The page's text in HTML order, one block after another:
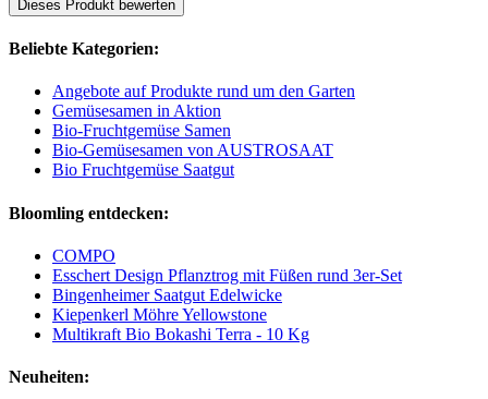
Dieses Produkt bewerten
Beliebte Kategorien:
Angebote auf Produkte rund um den Garten
Gemüsesamen in Aktion
Bio-Fruchtgemüse Samen
Bio-Gemüsesamen von AUSTROSAAT
Bio Fruchtgemüse Saatgut
Bloomling entdecken:
COMPO
Esschert Design Pflanztrog mit Füßen rund 3er-Set
Bingenheimer Saatgut Edelwicke
Kiepenkerl Möhre Yellowstone
Multikraft Bio Bokashi Terra - 10 Kg
Neuheiten: